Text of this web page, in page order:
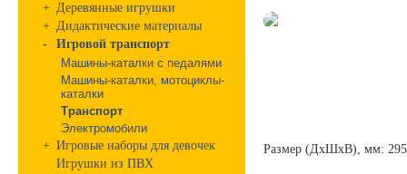
+ Деревянные игрушки
+ Дидактические материалы
-
Игровой транспорт
Машины-каталки с педалями
Машины-каталки, мотоциклы-
каталки
Транспорт
Электромобили
+ Игровые наборы для девочек
Игрушки из ПВХ
Размер (ДхШхВ), мм: